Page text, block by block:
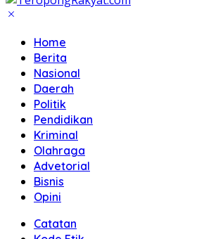
Home
Berita
Nasional
Daerah
Politik
Pendidikan
Kriminal
Olahraga
Advetorial
Bisnis
Opini
Catatan